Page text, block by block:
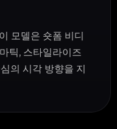
이 모델은 숏폼 비디
틱, 스타일라이즈
의 시각 방향을 지